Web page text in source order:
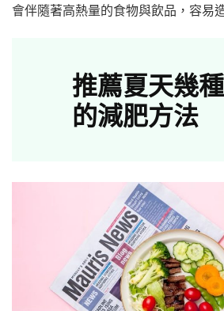
會伴隨著高熱量的食物與飲品，容易
推薦夏天幾
的減肥方法